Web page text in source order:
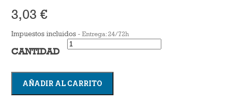
3,03 €
Impuestos incluidos Entrega: 24/72h
CANTIDAD
AÑADIR AL CARRITO